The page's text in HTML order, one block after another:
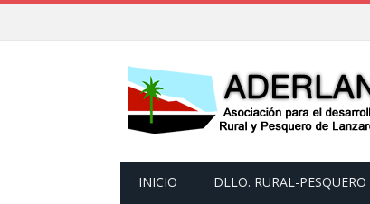
INICIO DLLO. RURAL-PESQUERO